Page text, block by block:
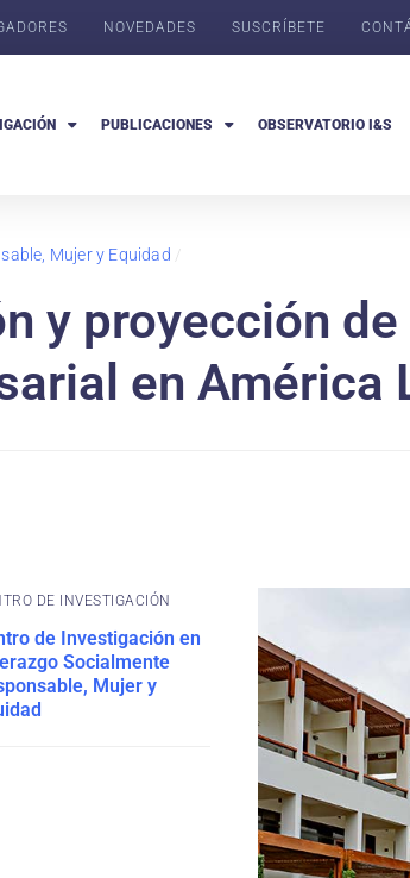
NOVEDADES SUSCRÍBETE
PUBLICACIONES OBSERVATORIO I&S
Mujer y Equidad /
y proyección de
en América
DE INVESTIGACIÓN
de Investigación en
Socialmente
Mujer y